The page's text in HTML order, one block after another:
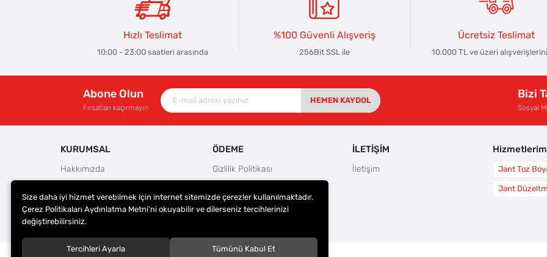
Hızlı Teslimat
10:00 - 23:00 saatleri arasında
%100 Güvenli Alışveriş
256Bit SSL ile
Ücretsiz Teslimat
10.000 TL ve üzeri
Abone Olun
Fırsatları kaçırmayın
HEMEN KAYDOL
Bizi
Sosyal
KURUMSAL
Hakkımızda
Teslimat ve İade Şartları
Kargo Seçenekleri
ÖDEME
Gizlilik Politikası
Ödeme Seçenekleri
Satış Sözleşmesi
İLETİŞİM
İletişim Jant Toz
Jant
Size daha iyi hizmet verebilmek için internet sitemizde çerezler kullanılmaktadır.
Çerez Politikaları Aydınlatma Metni’ni okuyabilir ve dilerseniz tercihlerinizi
değiştirebilirsiniz.
Tercihleri Ayarla Tümünü Kabul Et